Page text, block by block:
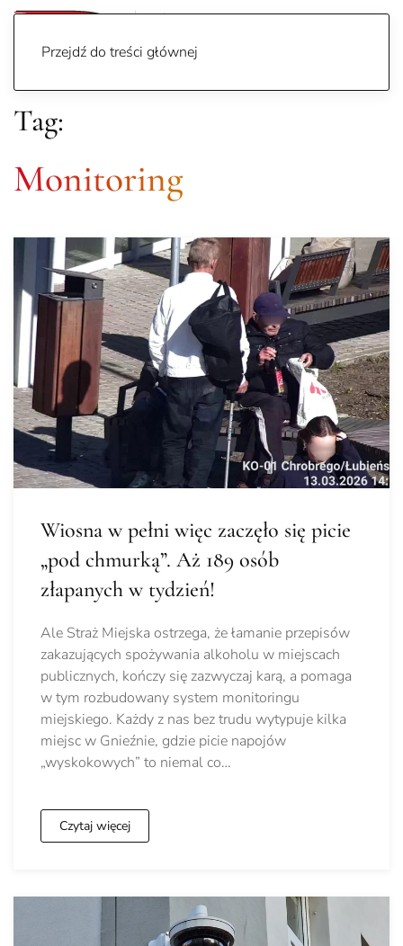
Przejdź do treści głównej
Tag:
Monitoring
Wiosna w pełni więc zaczęło się picie
„pod chmurką”. Aż 189 osób
złapanych w tydzień!
Ale Straż Miejska ostrzega, że łamanie przepisów
zakazujących spożywania alkoholu w miejscach
publicznych, kończy się zazwyczaj karą, a pomaga
w tym rozbudowany system monitoringu
miejskiego. Każdy z nas bez trudu wytypuje kilka
miejsc w Gnieźnie, gdzie picie napojów
„wyskokowych” to niemal co…
Czytaj więcej